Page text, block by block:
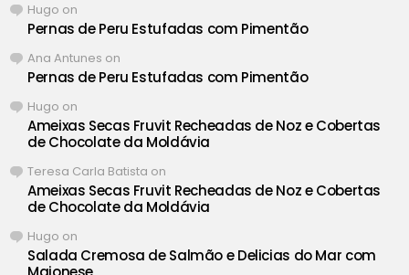
Hugo on
Pernas de Peru Estufadas com Pimentão
Ana Antunes on
Pernas de Peru Estufadas com Pimentão
Hugo on
Ameixas Secas Fruvit Recheadas de Noz e Cobertas
de Chocolate da Moldávia
Teresa Carla Batista on
Ameixas Secas Fruvit Recheadas de Noz e Cobertas
de Chocolate da Moldávia
Hugo on
Salada Cremosa de Salmão e Delicias do Mar com